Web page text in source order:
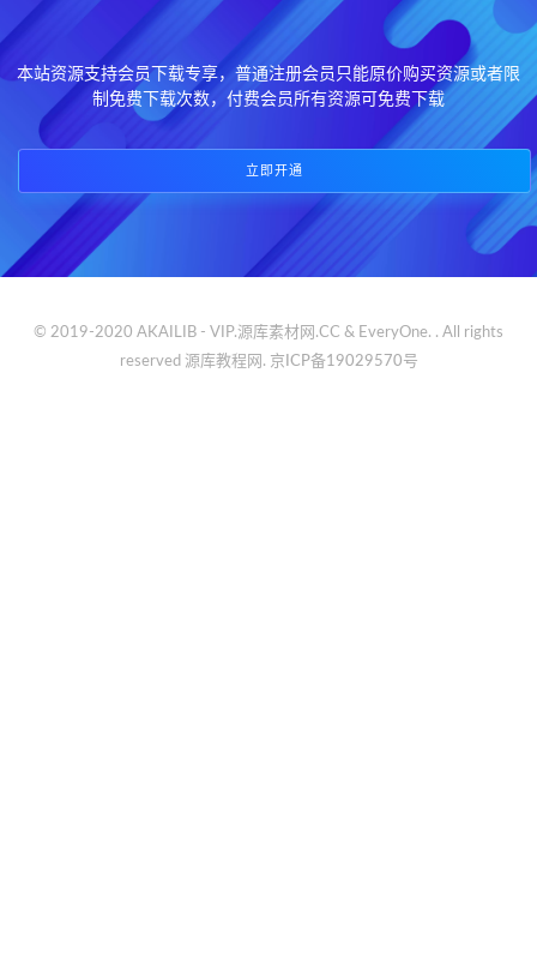
本站资源支持会员下载专享，普通注册会员只能原价购买资源或者限
制免费下载次数，付费会员所有资源可免费下载
立即开通
© 2019-2020 AKAILIB - VIP.源库素材网.CC & EveryOne. . All rights
reserved 源库教程网. 京ICP备19029570号